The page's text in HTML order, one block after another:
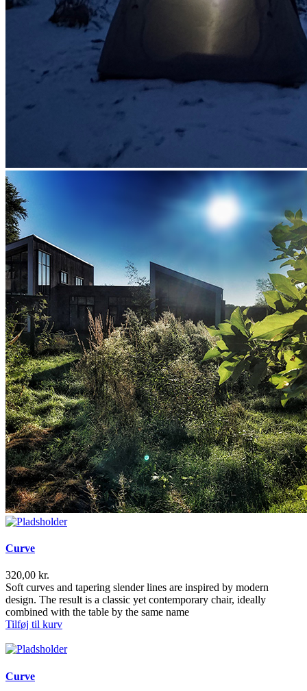
Curve
320,00 kr.
Soft curves and tapering slender lines are inspired by modern
design. The result is a classic yet contemporary chair, ideally
combined with the table by the same name
Tilføj til kurv
Curve